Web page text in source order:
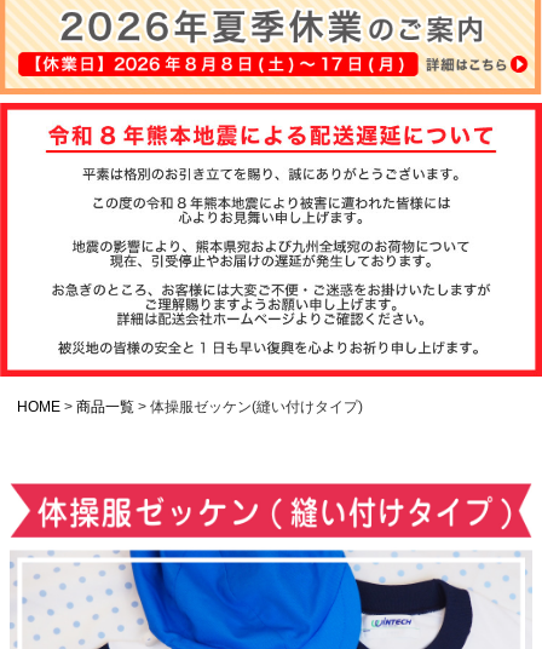
お買
い得
セッ
ト
スタ
ンプ
その
他
注文履歴
お支払いについ
よくある質問
商品ガイド
HOME 商品一覧 体操服ゼッケン(縫い付けタイプ)